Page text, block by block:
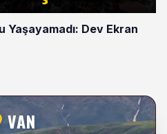
Yaşayamadı: Dev Ekran
VAN